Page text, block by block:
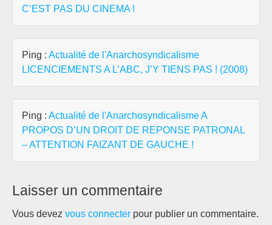
C’EST PAS DU CINEMA !
Ping : Actualité de l'Anarchosyndicalisme
LICENCIEMENTS A L’ABC, J’Y TIENS PAS ! (2008)
Ping : Actualité de l'Anarchosyndicalisme A
PROPOS D’UN DROIT DE REPONSE PATRONAL
– ATTENTION FAIZANT DE GAUCHE !
Laisser un commentaire
Vous devez vous connecter pour publier un commentaire.